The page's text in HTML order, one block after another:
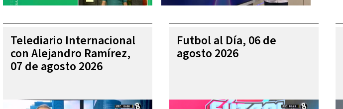
Telediario Internacional
con Alejandro Ramírez,
07 de agosto 2026
Futbol al Día, 06 de
agosto 2026